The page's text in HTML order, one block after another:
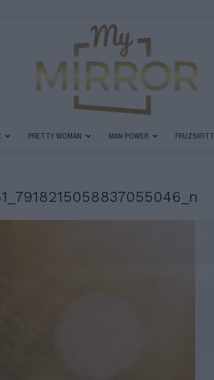
PRETTY WOMAN MAN POWER FRUZSIFITT